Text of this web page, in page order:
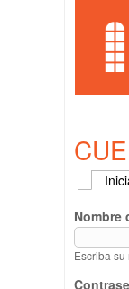
Nombre
Escriba